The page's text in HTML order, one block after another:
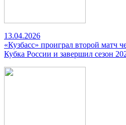
13.04.2026
«Кузбасс» проиграл второй матч
Кубка России и завершил сезон